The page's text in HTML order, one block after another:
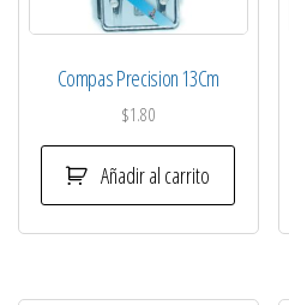
Compas Precision 13Cm
$1.80
Añadir al carrito